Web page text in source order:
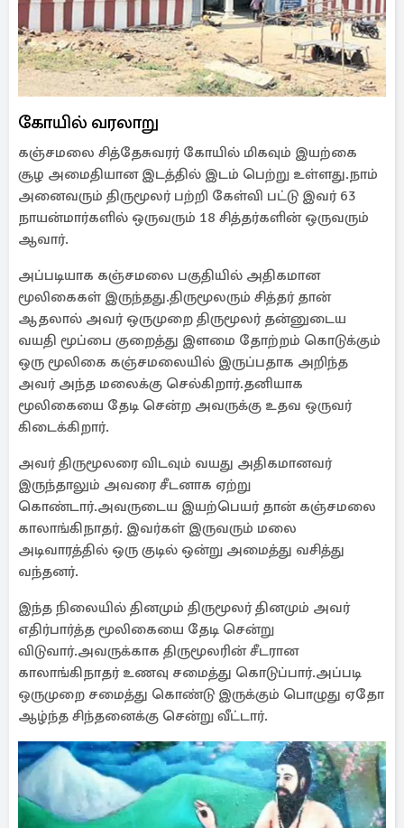
கோயில் வரலாறு
கஞ்சமலை சித்தேசுவரர் கோயில் மிகவும் இயற்கை
சூழ அமைதியான இடத்தில் இடம் பெற்று உள்ளது.நாம்
அனைவரும் திருமூலர் பற்றி கேள்வி பட்டு இவர் 63
நாயன்மார்களில் ஒருவரும் 18 சித்தர்களின் ஒருவரும்
ஆவார்.
அப்படியாக கஞ்சமலை பகுதியில் அதிகமான
மூலிகைகள் இருந்தது.திருமூலரும் சித்தர் தான்
ஆதலால் அவர் ஒருமுறை திருமூலர் தன்னுடைய
வயதி மூப்பை குறைத்து இளமை தோற்றம் கொடுக்கும்
ஒரு மூலிகை கஞ்சமலையில் இருப்பதாக அறிந்த
அவர் அந்த மலைக்கு செல்கிறார்.தனியாக
மூலிகையை தேடி சென்ற அவருக்கு உதவ ஒருவர்
கிடைக்கிறார்.
அவர் திருமூலரை விடவும் வயது அதிகமானவர்
இருந்தாலும் அவரை சீடனாக ஏற்று
கொண்டார்.அவருடைய இயற்பெயர் தான் கஞ்சமலை
காலாங்கிநாதர். இவர்கள் இருவரும் மலை
அடிவாரத்தில் ஒரு குடில் ஒன்று அமைத்து வசித்து
வந்தனர்.
இந்த நிலையில் தினமும் திருமூலர் தினமும் அவர்
எதிர்பார்த்த மூலிகையை தேடி சென்று
விடுவார்.அவருக்காக திருமூலரின் சீடரான
காலாங்கிநாதர் உணவு சமைத்து கொடுப்பார்.அப்படி
ஒருமுறை சமைத்து கொண்டு இருக்கும் பொழுது ஏதோ
ஆழ்ந்த சிந்தனைக்கு சென்று வீட்டார்.